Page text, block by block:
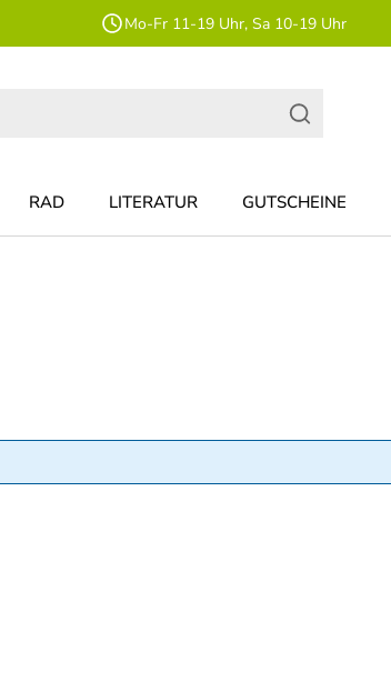
Mo-Fr 11-19 Uhr, Sa 10-19 Uhr
RAD LITERATUR GUTSCHEINE